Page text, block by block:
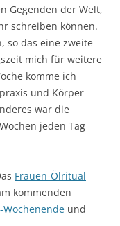
Gegenden der Welt,
schreiben können.
so das eine zweite
mich für weitere
komme ich
und Körper
war die
jeden Tag
Frauen-Ölritual
kommenden
Wochenende und